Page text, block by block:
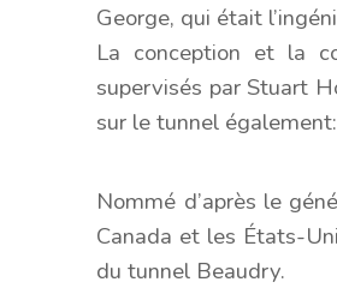
George, qui était
La conception et la
supervisés par Stuart
sur le tunnel
Nommé d’après le
Canada et les États-
du tunnel Beaudry.